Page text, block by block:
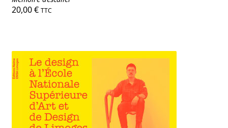
20,00€ TTC